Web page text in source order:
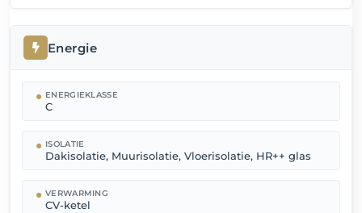
Energie
ENERGIEKLASSE
C
ISOLATIE
Dakisolatie, Muurisolatie, Vloerisolatie, HR++ glas
VERWARMING
CV-ketel